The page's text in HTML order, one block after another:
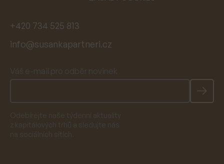
+420 734 525 813
info@susankapartneri.cz
Váš e-mail pro odběr novinek
Odebírejte naše týdenní aktuality
z kapitálových trhů a sledujte nás
na sociálních sítích.